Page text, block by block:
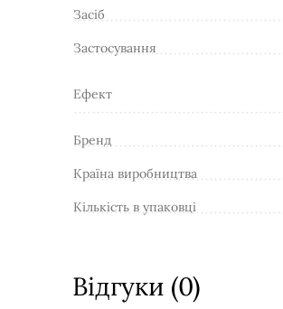
Засіб
Застосування
Ефект
Бренд
Країна виробництва
Кількість в упаковці
Відгуки (0)